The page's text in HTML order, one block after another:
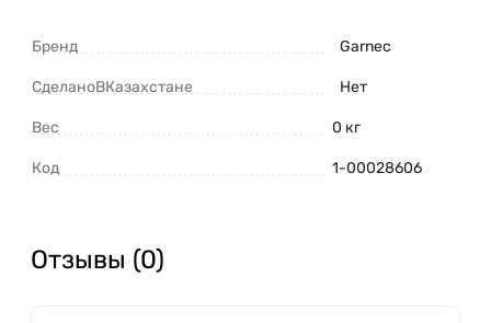
Бренд Garnec
СделаноВКазахстане Нет
Вес 0 кг
Код 1-00028606
Отзывы (0)